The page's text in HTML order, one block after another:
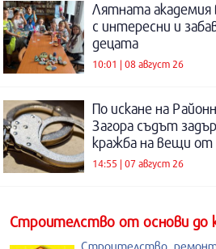
Лятната академия
с интересни и
децата
10:01 | 08 август 26
По искане на
Загора съдът
кражба на вещи
14:55 | 07 август 26
Строителство от основи до
Строителство,